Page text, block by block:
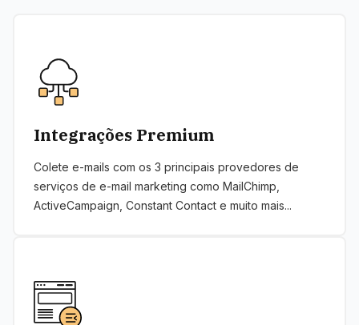
Integrações Premium
Colete e-mails com os 3 principais provedores de
serviços de e-mail marketing como MailChimp,
ActiveCampaign, Constant Contact e muito mais...